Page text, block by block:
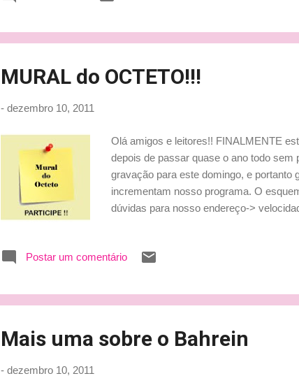
Turun Sanomat HEIKKI KULTA Fonte:
quando li a n...
MURAL do OCTETO!!!
- dezembro 10, 2011
Olá amigos e leitores!! FINALMENTE
depois de passar quase o ano todo
gravação para este domingo, e
incrementam nosso programa. O
dúvidas para nosso endereço->
mais ficamos um ano inteiro sem
Postar um comentário
Mais uma sobre o Bahrein
- dezembro 10, 2011